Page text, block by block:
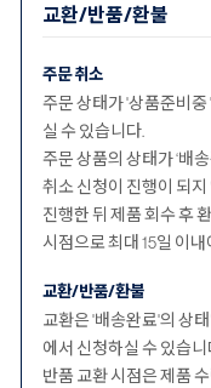
교환/반품/환불
주문 취소
주문 상태가 '상품준비
실 수 있습니다.
주문 상품의 상태가 ‘배송
취소 신청이 진행이 되
진행한 뒤 제품 회수 후
시점으로 최대 15일 이
교환/반품/환불
교환은 '배송완료'의 상
에서 신청하실 수 있습니
반품 교환 시점은 제품